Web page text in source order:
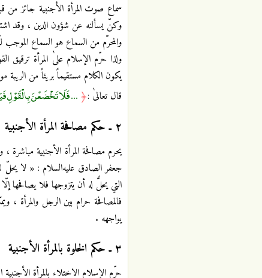
سماع صوت المرأة الأجنبية جائز من
وكنّ يسألنه عن شؤون الدين ، وقد
والمحرّم من السماع هو السماع الموجب
ولذا حرّم الإسلام علىٰ المرأة ترقيق
يكون الكلام مستقيماً بريئاً من الريبة
قال تعالىٰ :﴿ ... فَلَا تَخْضَعْنَ بِالْقَوْلِ
٢ ـ حكم مصافحة المرأة الأجنبية
يحرم مصافحة المرأة الأجنبية
جعفر الصادق عليه‌السلام : « لا يحلّ
التي يحلُّ له أن يتزوجها فلا يصافحها
فالمصافحة حرام بين الرجل والمرأة
يواجهه .
٣ ـ حكم الخلوة بالمرأة الأجنبية
حرّم الإسلام الاختلاء بالمرأة